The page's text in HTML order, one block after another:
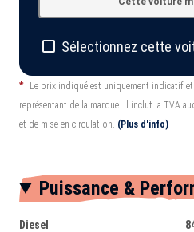
Sélectionnez cette
*
Le prix indiqué est uniquement indicatif
représentant de la marque. Il inclut la TVA
et de mise en circulation. (Plus d'info)
Puissance &
Diesel